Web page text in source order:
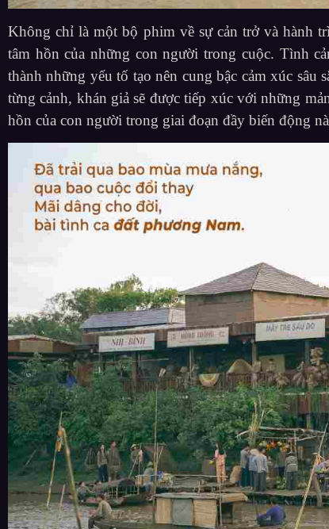
Không chỉ là một bộ phim về sự cản trở và hành
tâm hồn của những con người trong cuộc. Tình
thành những yếu tố tạo nên cung bậc cảm xúc
từng cảnh, khán giả sẽ được tiếp xúc với những
hồn của con người trong giai đoạn đầy biến động